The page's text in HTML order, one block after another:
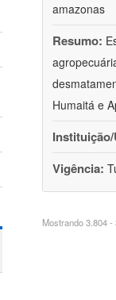
amazonas
Resumo:
Humaitá e
Vigência:
Mostrando 3.804